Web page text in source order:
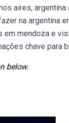
aires,
na argentina
mendoza e
chave para
below.